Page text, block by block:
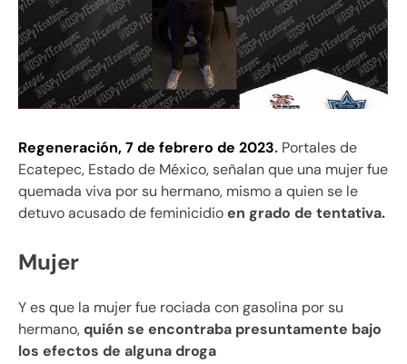
Regeneración, 7 de febrero de 2023. Portales de
Ecatepec, Estado de México, señalan que una mujer fue
quemada viva por su hermano, mismo a quien se le
detuvo acusado de feminicidioen grado de tentativa.
Mujer
Y es que la mujer fue rociada con gasolina por su
hermano,quién se encontraba presuntamente bajo
los efectos de alguna droga